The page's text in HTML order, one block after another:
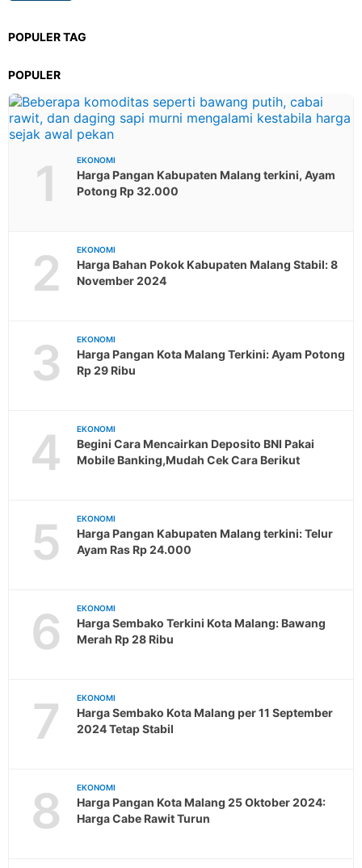
POPULER TAG
POPULER
1 EKONOMI
Harga Pangan Kabupaten Malang terkini, Ayam
Potong Rp 32.000
2 EKONOMI
Harga Bahan Pokok Kabupaten Malang Stabil: 8
November 2024
3 EKONOMI
Harga Pangan Kota Malang Terkini: Ayam Potong
Rp 29 Ribu
4 EKONOMI
Begini Cara Mencairkan Deposito BNI Pakai
Mobile Banking,Mudah Cek Cara Berikut
5 EKONOMI
Harga Pangan Kabupaten Malang terkini: Telur
Ayam Ras Rp 24.000
6 EKONOMI
Harga Sembako Terkini Kota Malang: Bawang
Merah Rp 28 Ribu
7 EKONOMI
Harga Sembako Kota Malang per 11 September
2024 Tetap Stabil
8 EKONOMI
Harga Pangan Kota Malang 25 Oktober 2024:
Harga Cabe Rawit Turun